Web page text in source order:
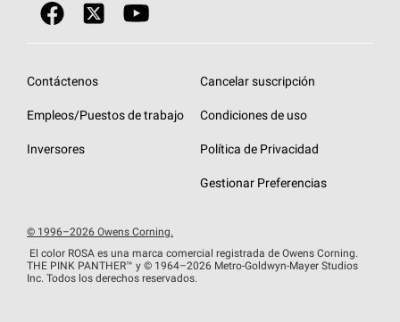
Tecnología SureNail®
Garantías de techos
Únase a la red de contratistas de techos
Diseño en el techo
Eventos para contratistas
Encuentre una tienda o encuentre un
Financiamiento de techos
Contáctenos
Empleos/Puestos de trabajo
Inversores
Cancelar suscripción
Condiciones de uso
Política de Privacidad
Gestionar Preferencias
© 1996–2026 Owens Corning.
El color ROSA es una marca comercial registrada de Owens Corning.
THE PINK PANTHER™ y © 1964–2026 Metro-Goldwyn-Mayer Studios
Inc. Todos los derechos reservados.